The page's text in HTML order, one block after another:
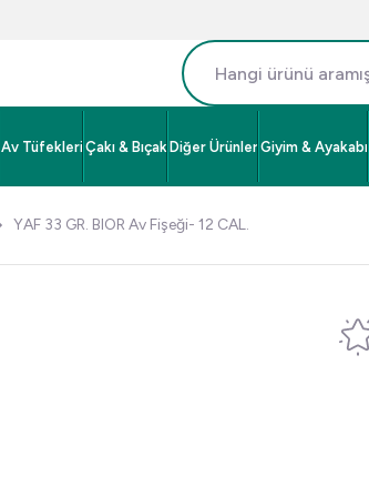
Av Tüfekleri Çakı & Bıçak Diğer Ürünler Giyim & Ayakabı
YAF 33 GR. BIOR Av Fişeği- 12 CAL.